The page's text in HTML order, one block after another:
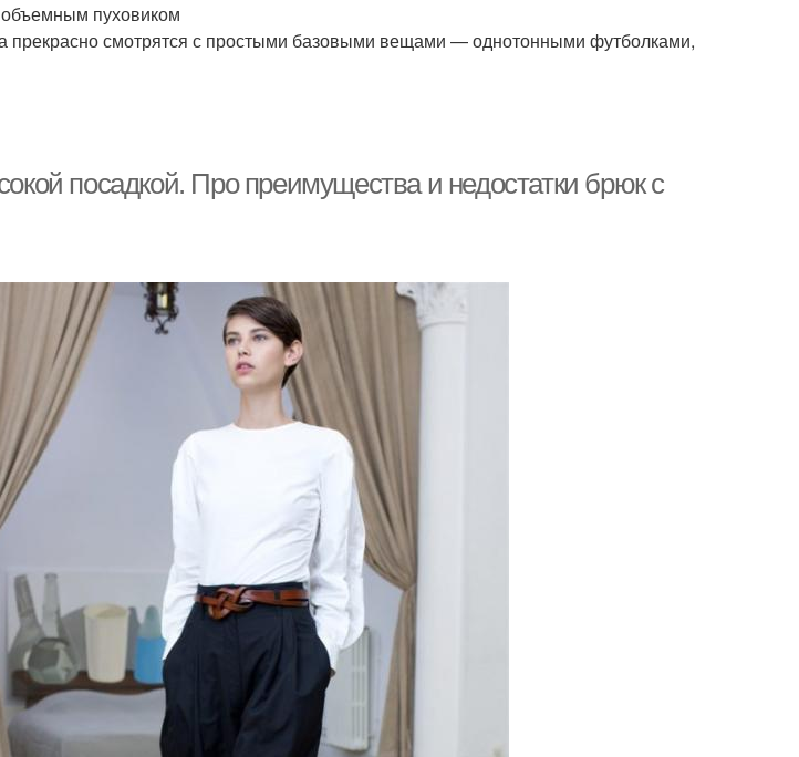
пуховиком
прекрасно смотрятся с простыми базовыми вещами — однотонными футболками,
посадкой. Про преимущества и недостатки брюк с